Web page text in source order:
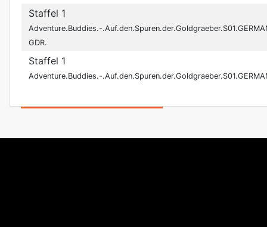
Staffel 1
Adventure.Buddies.-
GDR.
Staffel 1
Adventure.Buddies.-